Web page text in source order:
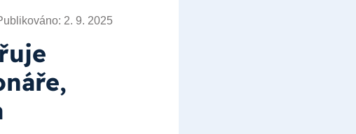
2. 9. 2025